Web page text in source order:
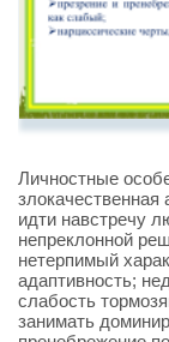
Личностные
злокачественная
идти навстречу
непреклонной
нетерпимый
адаптивность;
слабость
занимать